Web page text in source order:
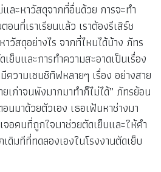
ละหาวัสดุจากที่อื่นด้วย การจะทำ
นที่เราเรียนแล้ว เราต้องรีเสิร์ช
วัสดุอย่างไร จากที่ไหนได้บ้าง ภัทร
ย็บและการทำความสะอาดเป็นเรื่อง
วามเซนซิทิฟหลายๆ เรื่อง อย่างสาย
ยเก่าจนพังมากมาทำก็ไม่ได้” ภัทรย้อน
นมาด้วยตัวเอง เธอเฟ้นหาช่างมา
อคนที่ถูกใจมาช่วยตัดเย็บและให้คำ
ดิมทีที่ทดลองเองในโรงงานตัดเย็บ